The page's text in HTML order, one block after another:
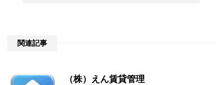
関連記事
（株）えん賃貸管理